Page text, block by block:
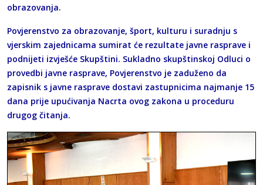
obrazovanja.
Povjerenstvo za obrazovanje, šport, kulturu i suradnju s
vjerskim zajednicama sumirat će rezultate javne rasprave i
podnijeti izvješće Skupštini. Sukladno skupštinskoj Odluci o
provedbi javne rasprave, Povjerenstvo je zaduženo da
zapisnik s javne rasprave dostavi zastupnicima najmanje 15
dana prije upućivanja Nacrta ovog zakona u proceduru
drugog čitanja.